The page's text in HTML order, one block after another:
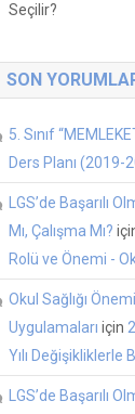
Seçilir?
SON
5. Sınıf
Ders Planı (2019-
LGS’de Başarılı
Mı, Çalışma Mı?
Rolü ve Önemi -
Okul Sağlığı
Uygulamaları için
Yılı Değişikliklerle
LGS’de Başarılı